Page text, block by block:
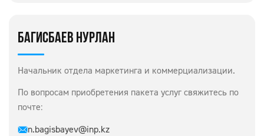
БАГИСБАЕВ НУРЛАН
Начальник отдела маркетинга и коммерциализации.
По вопросам приобретения пакета услуг свяжитесь по
почте:
n.bagisbayev@inp.kz